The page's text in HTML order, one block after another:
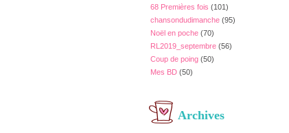
68 Premières fois (101)
chansondudimanche (95)
Noël en poche (70)
RL2019_septembre (56)
Coup de poing (50)
Mes BD (50)
Archives